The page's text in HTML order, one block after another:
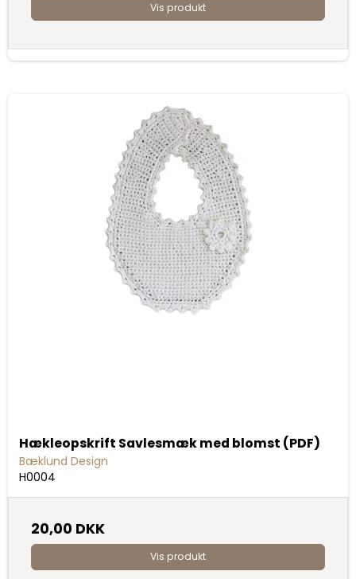
Vis produkt
Hækleopskrift Savlesmæk med blomst (PDF)
Bæklund Design
H0004
20,00 DKK
Vis produkt